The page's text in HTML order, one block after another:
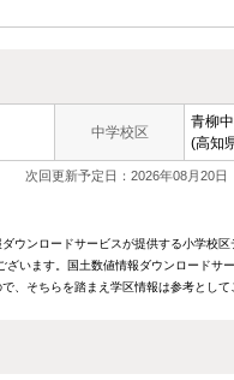
中学校区
青柳
(高知
次回更新予定日：2026年08月20日
ウンロードサービスが提供する小学校
います。国土数値情報ダウンロードサ
、そちらを踏まえ学区情報は参考として